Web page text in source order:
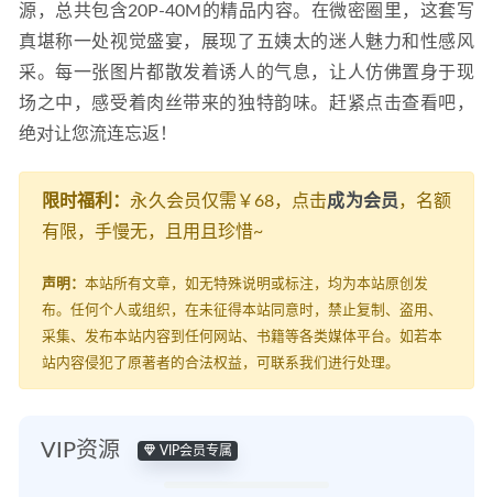
源，总共包含20P-40M的精品内容。在微密圈里，这套写
真堪称一处视觉盛宴，展现了五姨太的迷人魅力和性感风
采。每一张图片都散发着诱人的气息，让人仿佛置身于现
场之中，感受着肉丝带来的独特韵味。赶紧点击查看吧，
绝对让您流连忘返！
限时福利： 永久会员仅需￥68，点击成为会员，名额
有限，手慢无，且用且珍惜~
声明： 本站所有文章，如无特殊说明或标注，均为本站原创发
布。任何个人或组织，在未征得本站同意时，禁止复制、盗用、
采集、发布本站内容到任何网站、书籍等各类媒体平台。如若本
站内容侵犯了原著者的合法权益，可联系我们进行处理。
VIP资源 VIP会员专属